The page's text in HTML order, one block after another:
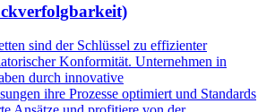
sind der Schlüssel zu effizienter
Konformität. Unternehmen in
durch innovative
ihre Prozesse optimiert und Standards